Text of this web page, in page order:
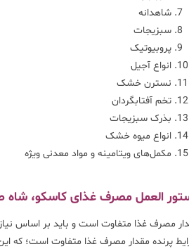
شاهدانه
سبزیجات
پروبیوتیک
انواع آجیل
نسترن خشک
تخم آفتابگردان
بذرک سبزیجات
انواع میوه خشک
مکمل‌های ویتامینه و مواد معدنی ویژه
العمل مصرف غذای کاسکو، شاه
مصرف غذا متفاوت است و باید بر اساس